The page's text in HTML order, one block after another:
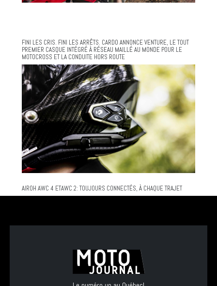
FINI LES CRIS. FINI LES ARRÊTS. CARDO ANNONCE VENTURE, LE TOUT
PREMIER CASQUE INTÉGRÉ À RÉSEAU MAILLÉ AU MONDE POUR LE
MOTOCROSS ET LA CONDUITE HORS ROUTE
AIROH AWC 4 ETAWC 2: TOUJOURS CONNECTÉS, À CHAQUE TRAJET